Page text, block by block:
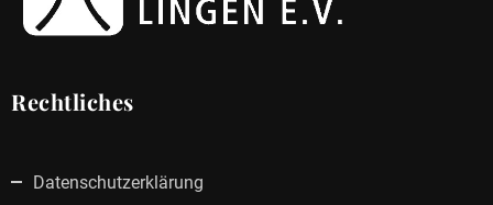
Rechtliches
Datenschutzerklärung